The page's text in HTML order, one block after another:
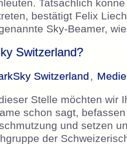
Tatsächlich
bestätigt Felix
Sky-Beamer,
Switzerland?
Switzerland ,
Stelle möchten wir
schon sagt,
und setzen
der